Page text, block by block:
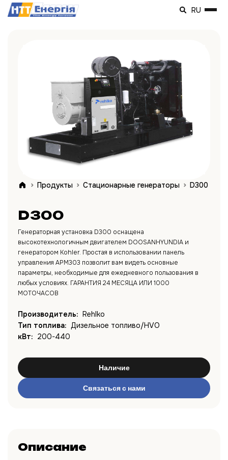
RU
Продукты Стационарные генераторы D300
D300
Генераторная установка D300 оснащена
высокотехнологичным двигателем DOOSANHYUNDIA и
генератором Kohler. Простая в использовании панель
управления APM303 позволит вам видеть основные
параметры, необходимые для ежедневного пользования в
любых условиях. ГАРАНТИЯ 24 МЕСЯЦА ИЛИ 1000
МОТОЧАСОВ
Производитель:
Rehlko
Тип топлива: Дизельное топливо/HVO
кВт: 200-440
Наличие
Связаться с нами
Описание